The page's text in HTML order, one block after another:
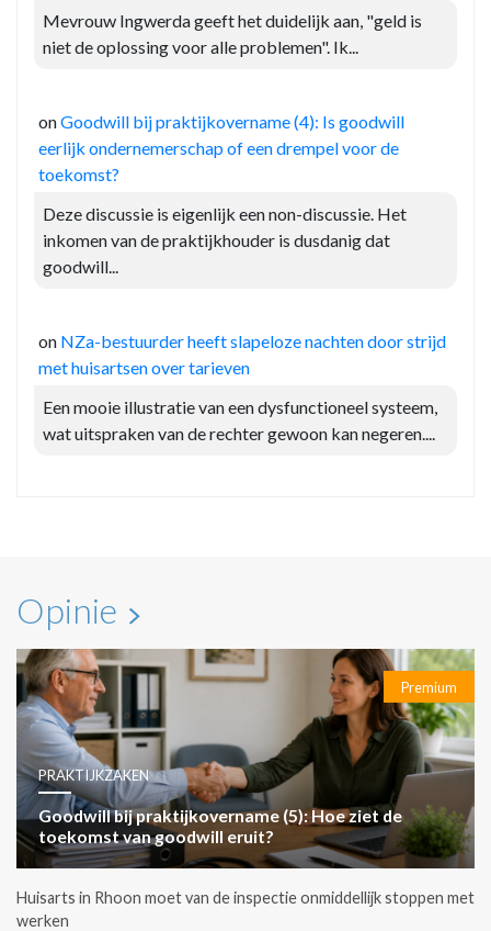
Mevrouw Ingwerda geeft het duidelijk aan, "geld is
niet de oplossing voor alle problemen". Ik...
onGoodwill bij praktijkovername (4): Is goodwill
eerlijk ondernemerschap of een drempel voor de
toekomst?
Deze discussie is eigenlijk een non-discussie. Het
inkomen van de praktijkhouder is dusdanig dat
goodwill...
on NZa-bestuurder heeft slapeloze nachten door strijd
met huisartsen over tarieven
Een mooie illustratie van een dysfunctioneel systeem,
wat uitspraken van de rechter gewoon kan negeren....
Opinie
Premium
PRAKTIJKZAKEN
Goodwill bij praktijkovername (5): Hoe ziet de
toekomst van goodwill eruit?
Huisarts in Rhoon moet van de inspectie onmiddellijk stoppen met
werken